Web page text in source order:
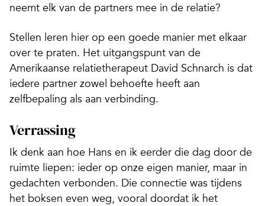
neemt elk van de partners mee in de relatie?
Stellen leren hier op een goede manier met elkaar
over te praten. Het uitgangspunt van de
Amerikaanse relatie­therapeut David Schnarch is dat
iedere partner zowel behoefte heeft aan
zelfbepaling als aan verbinding.
Verrassing
Ik denk aan hoe Hans en ik eerder die dag door de
ruimte liepen: ieder op onze eigen manier, maar in
gedachten verbonden. Die connectie was tijdens
het boksen even weg, vooral doordat ik het